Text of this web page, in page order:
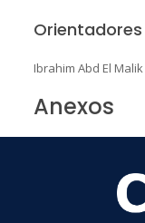
Orientadores
Ibrahim Abd El
Anexos